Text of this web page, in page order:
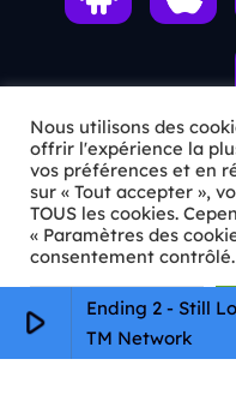
play_arrow
Ending 2 - Still
TM Network
ℹ️ INFOS PRATIQUES
✉️Contact
🦊Qui sommes-nous
📄
Mentions légales
Nous utilisons des
offrir l'expérience la
vos préférences et en
sur « Tout accepter »,
TOUS les cookies.
« Paramètres des
consentement contrôlé.
Paramètres Cookie